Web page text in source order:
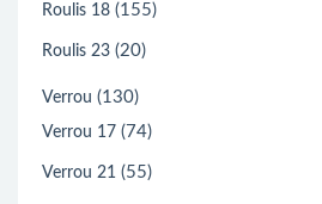
Roulis 18 (155)
Roulis 23 (20)
Verrou (130)
Verrou 17 (74)
Verrou 21 (55)